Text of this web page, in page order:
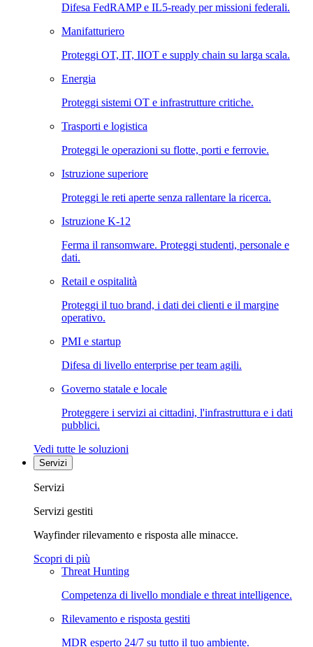
Difesa FedRAMP e IL5-ready per missioni federali.
Manifatturiero
Proteggi OT, IT, IIOT e supply chain su larga scala.
Energia
Proteggi sistemi OT e infrastrutture critiche.
Trasporti e logistica
Proteggi le operazioni su flotte, porti e ferrovie.
Istruzione superiore
Proteggi le reti aperte senza rallentare la ricerca.
Istruzione K-12
Ferma il ransomware. Proteggi studenti, personale e
dati.
Retail e ospitalità
Proteggi il tuo brand, i dati dei clienti e il margine
operativo.
PMI e startup
Difesa di livello enterprise per team agili.
Governo statale e locale
Proteggere i servizi ai cittadini, l'infrastruttura e i dati
pubblici.
Vedi tutte le soluzioni
Servizi
Servizi
Servizi gestiti
Wayfinder rilevamento e risposta alle minacce.
Scopri di più
Threat Hunting
Competenza di livello mondiale e threat intelligence.
Rilevamento e risposta gestiti
MDR esperto 24/7 su tutto il tuo ambiente.